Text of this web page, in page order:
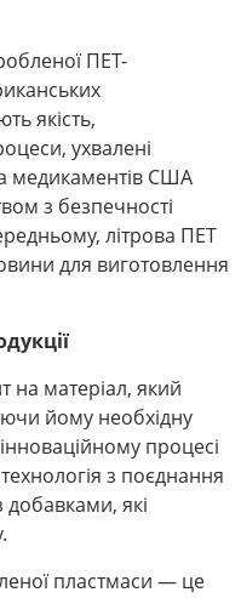
ПЕТ-
якість,
ухвалені
медикаментів США
з безпечності
літрова ПЕТ
для виготовлення
на матеріал, який
йому необхідну
процесі
з поєднання
які
пластмаси — це